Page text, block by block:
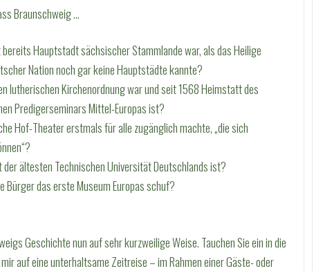
Braunschweig …
Hauptstadt sächsischer Stammlande war, als das Heilige
Nation noch gar keine Hauptstädte kannte?
lutherischen Kirchenordnung war und seit 1568 Heimstatt des
Predigerseminars Mittel-Europas ist?
Hof-Theater erstmals für alle zugänglich machte, „die sich
ältesten Technischen Universität Deutschlands ist?
das erste Museum Europas schuf?
Geschichte nun auf sehr kurzweilige Weise. Tauchen Sie ein in die
auf eine unterhaltsame Zeitreise – im Rahmen einer Gäste- oder